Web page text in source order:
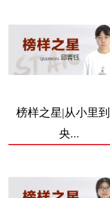
榜样之星|从小里
央...